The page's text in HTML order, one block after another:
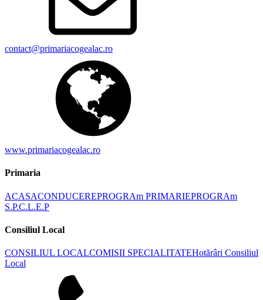
contact@primariacogealac.ro
www.primariacogealac.ro
Primaria
ACASACONDUCEREPROGRAm PRIMARIEPROGRAm
S.P.C.L.E.P
Consiliul Local
CONSILIUL LOCALCOMISII SPECIALITATEHotărâri Consiliul
Local